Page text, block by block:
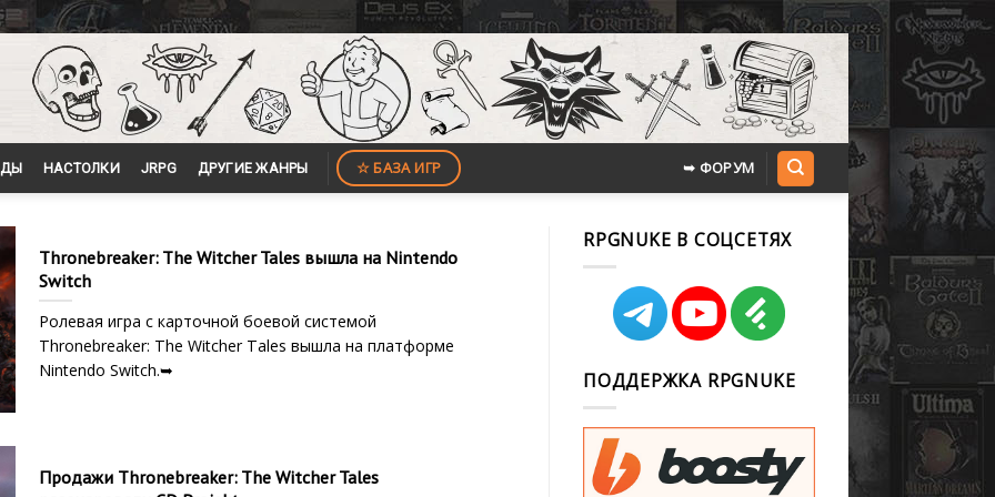
НАСТОЛКИ JRPG ДРУГИЕ ЖАНРЫ ☆ БАЗА ИГР ➥ ФОРУМ
Thronebreaker: The Witcher Tales вышла на Nintendo
Switch
Ролевая игра с карточной боевой системой
Thronebreaker: The Witcher Tales вышла на платформе
Nintendo Switch.➥
Продажи Thronebreaker: The Witcher Tales
RPGNUKE В СОЦСЕТЯХ
ПОДДЕРЖКА RPGNUKE